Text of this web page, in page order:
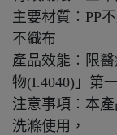
主要材質︰PP
不織布
產品效能︰限
物(I.4040)」第
注意事項︰本
洗滌使用，